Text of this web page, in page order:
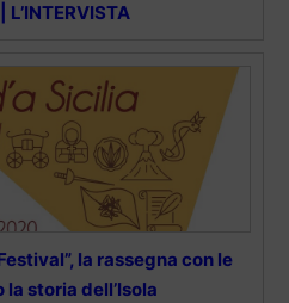
la rassegna con le
storia dell’Isola